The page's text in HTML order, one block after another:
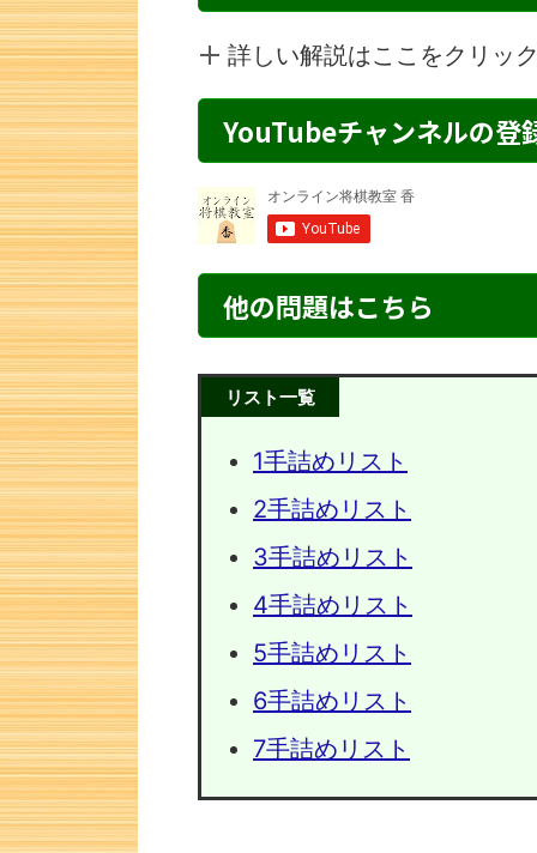
詳しい解説はここをクリッ
YouTubeチャンネルの登
他の問題はこちら
リスト一覧
1手詰めリスト
2手詰めリスト
3手詰めリスト
4手詰めリスト
5手詰めリスト
6手詰めリスト
7手詰めリスト